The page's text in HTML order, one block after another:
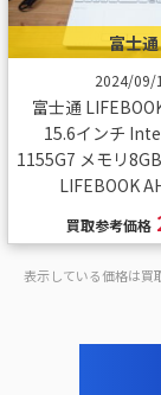
富士通
2024/09/
富士通
15.6インチ
1155G7 メモリ
LIFEBOOK
買取参考価格
表示している価格は買